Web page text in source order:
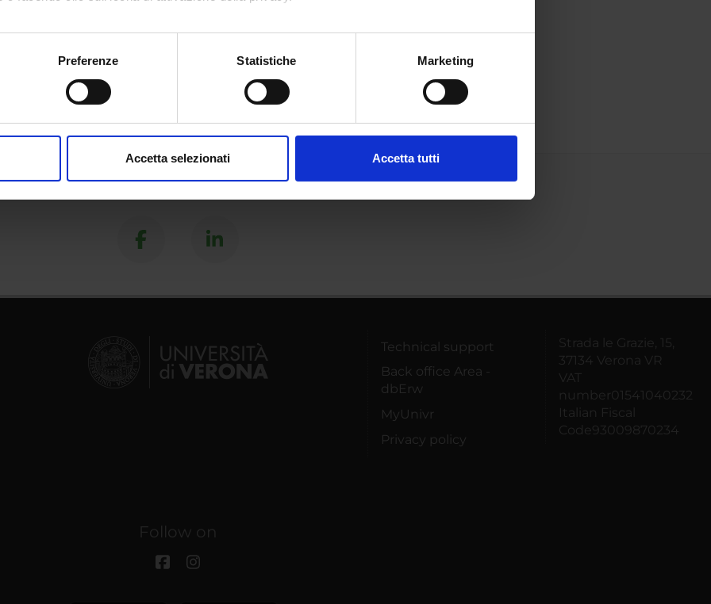
anche:
sulla tua posizione geografica, con un'approssimazione di qualche metro,
in qualsiasi momento dalla Dichiarazione sui cookie.
Preferenze Statistiche Marketing
Accetta selezionati Accetta tutti
Technical support
Back office Area -
dbErw
MyUnivr
Privacy policy
Strada le Grazie, 15,
37134 Verona VR
VAT
number01541040232
Italian Fiscal
Code93009870234
Follow on